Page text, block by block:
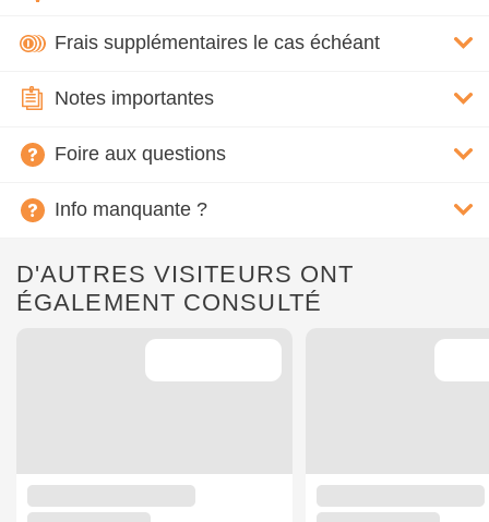
Frais supplémentaires le cas échéant
Notes importantes
Foire aux questions
Info manquante ?
D'AUTRES VISITEURS ONT
ÉGALEMENT CONSULTÉ